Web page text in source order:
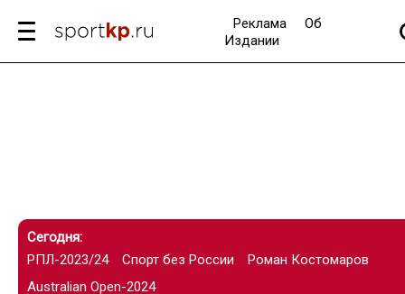
Реклама
Об
Издании
Сегодня:
РПЛ-2023/24
Спорт без России
Роман Костомаров
Australian Open-2024